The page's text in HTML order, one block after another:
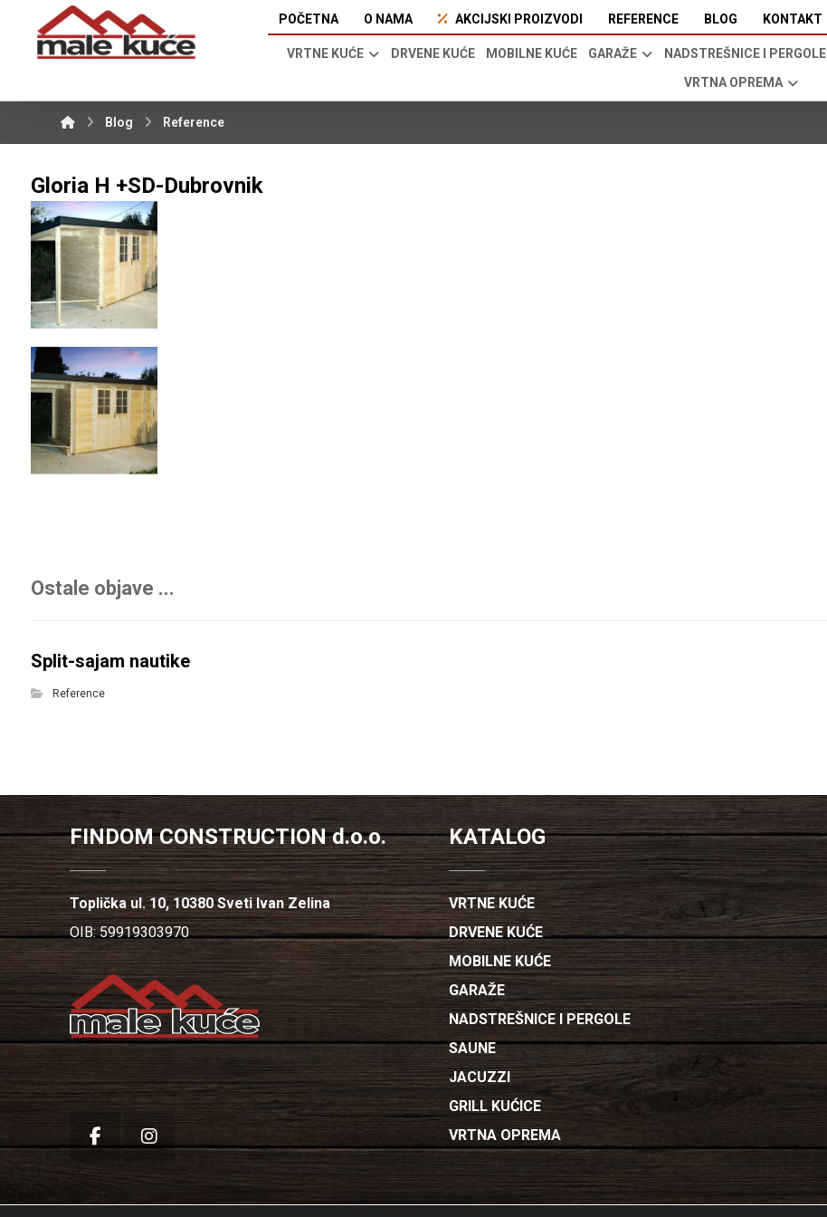
POČETNA O NAMA AKCIJSKI PROIZVODI REFERENCE BLOG KONTAKT
VRTNE KUĆE DRVENE KUĆE MOBILNE KUĆE GARAŽE NADSTREŠNICE I PERGOLE
VRTNA OPREMA
Blog Reference
Gloria H +SD-Dubrovnik
Ostale objave ...
Split-sajam nautike
Reference
FINDOM CONSTRUCTION d.o.o.
Toplička ul. 10, 10380 Sveti Ivan Zelina
OIB: 59919303970
KATALOG
VRTNE KUĆE
DRVENE KUĆE
MOBILNE KUĆE
GARAŽE
NADSTREŠNICE I PERGOLE
SAUNE
JACUZZI
GRILL KUĆICE
VRTNA OPREMA